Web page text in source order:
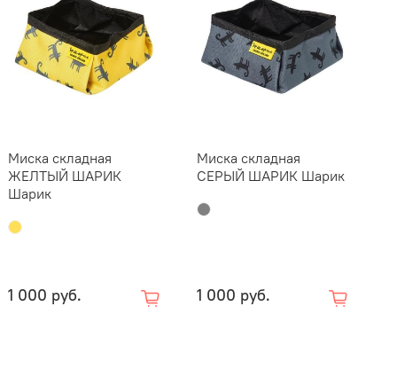
Миска складная
ЖЕЛТЫЙ ШАРИК
Шарик
1 000 руб.
Миска складная
СЕРЫЙ ШАРИК Шарик
1 000 руб.